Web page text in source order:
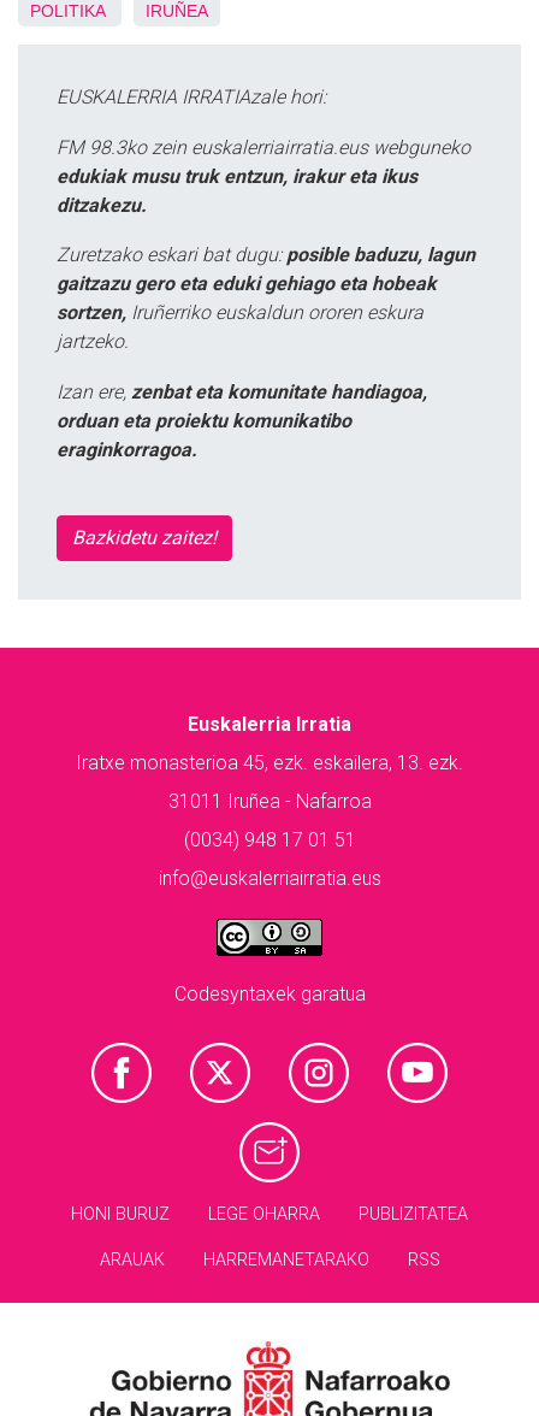
POLITIKA IRUÑEA
EUSKALERRIA IRRATIAzale hori:
FM 98.3ko zein euskalerriairratia.eus webguneko
edukiak musu truk entzun, irakur eta ikus
ditzakezu.
Zuretzako eskari bat dugu: posible baduzu, lagun
gaitzazu gero eta eduki gehiago eta hobeak
sortzen, Iruñerriko euskaldun ororen eskura
jartzeko.
Izan ere, zenbat eta komunitate handiagoa,
orduan eta proiektu komunikatibo
eraginkorragoa.
Bazkidetu zaitez!
Euskalerria Irratia
Iratxe monasterioa 45, ezk. eskailera, 13. ezk.
31011 Iruñea - Nafarroa
(0034) 948 17 01 51
info@euskalerriairratia.eus
Codesyntaxek garatua
HONI BURUZ LEGE OHARRA PUBLIZITATEA
ARAUAK HARREMANETARAKO RSS